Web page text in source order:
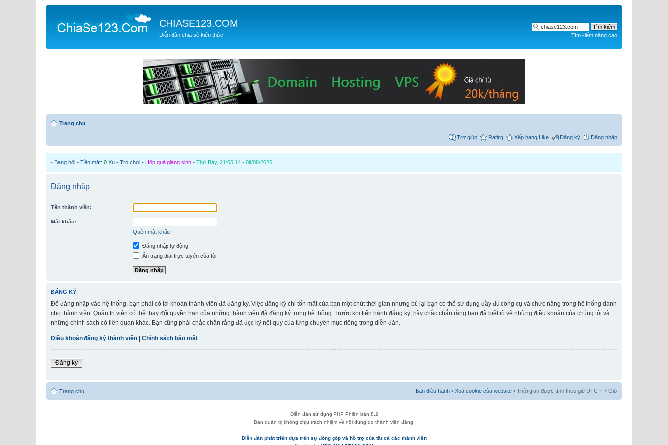
CHIASE123.COM
Diễn đàn chia sẻ kiến thức Tìm kiếm nâng cao
Trang chủ
Trợ giúp Rating Xếp hạng Like Đăng ký Đăng nhập
• Bang hội • Tiền mặt: 0 Xu • Trò chơi • Hộp quà giáng sinh • Thứ Bảy, 21:05:14 - 08/08/2026
Đăng nhập
Tên thành viên:
Mật khẩu:
Quên mật khẩu
Đăng nhập tự động
Ẩn trạng thái trực tuyến của tôi
ĐĂNG KÝ
Để đăng nhập vào hệ thống, bạn phải có tài khoản thành viên đã đăng ký. Việc đăng ký chỉ tốn mất của bạn một chút thời gian nhưng bù lại bạn có thể sử dụng đầy đủ công cụ và chức năng trong hệ thống dành
cho thành viên. Quản trị viên có thể thay đổi quyền hạn của những thành viên đã đăng ký trong hệ thống. Trước khi tiến hành đăng ký, hãy chắc chắn rằng bạn đã biết rõ về những điều khoản của chúng tôi và
những chính sách có liên quan khác. Bạn cũng phải chắc chắn rằng đã đọc kỹ nội quy của từng chuyên mục riêng trong diễn đàn.
Điều khoản đăng ký thành viên Chính sách bảo mật
Đăng ký
Trang chủ Ban điều hành • Xoá cookie của website • Thời gian được tính theo giờ UTC + 7 Giờ
Diễn đàn sử dụng PHP Phiên bản 8.2
Ban quản trị không chịu trách nhiệm về nội dung do thành viên đăng.
Diễn đàn phát triển dựa trên sự đóng góp và hỗ trợ của tất cả các thành viên